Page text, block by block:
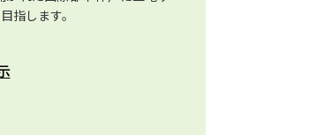
指します。